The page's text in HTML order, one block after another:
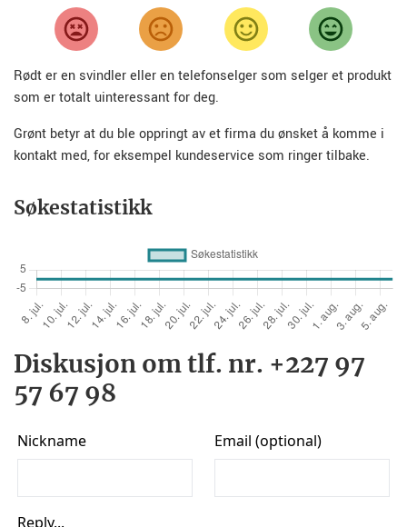
Rødt er en svindler eller en telefonselger som selger et produkt
som er totalt uinteressant for deg.
Grønt betyr at du ble oppringt av et firma du ønsket å komme i
kontakt med, for eksempel kundeservice som ringer tilbake.
Søkestatistikk
Diskusjon om tlf. nr. +227 97
57 67 98